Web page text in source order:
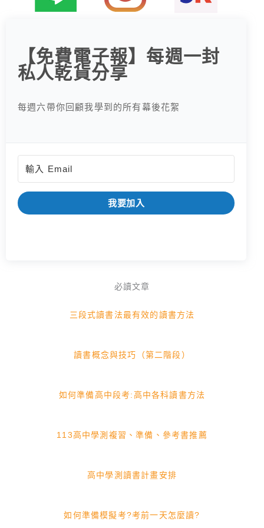
【免費電子報】每週一封
私人乾貨分享
每週六帶你回顧我學到的所有幕後花絮
我要加入
必讀文章
三段式讀書法最有效的讀書方法
讀書概念與技巧（第二階段）
如何準備高中段考:高中各科讀書方法
113高中學測複習、準備、參考書推薦
高中學測讀書計畫安排
如何準備模擬考?考前一天怎麼讀?